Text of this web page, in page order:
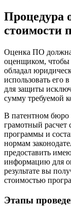
Процедура
стоимости
Оценка ПО
оценщиком, чтобы
обладал
использовать его
для защиты
сумму требуемой
В патентном бюро
грамотный
программы и
нормам
предоставить
информацию для
результате вы
стоимостью
Этапы